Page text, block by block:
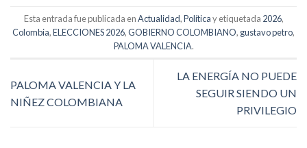
Esta entrada fue publicada enActualidad,Políticay etiquetada 2026,
Colombia,ELECCIONES 2026,GOBIERNO COLOMBIANO, gustavo petro,
PALOMA VALENCIA.
PALOMA VALENCIA Y LA
NIÑEZ COLOMBIANA
LA ENERGÍA NO PUEDE
SEGUIR SIENDO UN
PRIVILEGIO